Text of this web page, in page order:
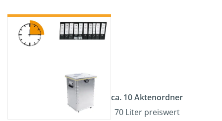
ca. 10 Aktenordner
70 Liter preiswert